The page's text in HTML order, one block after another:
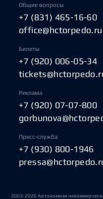
Общие вопросы
+7 (831) 465-16-60
office@hctorpedo.ru
Билеты
+7 (920) 006-05-34
Реклама
+7 (920) 07-07-800
Пресс-служба
+7 (930) 800-1946
2003-2026 Автономная